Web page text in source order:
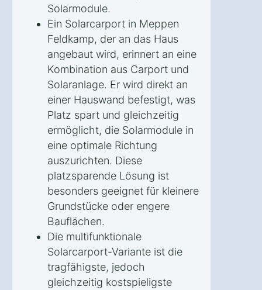
Solarmodule.
Ein Solarcarport in Meppen
Feldkamp, der an das Haus
angebaut wird, erinnert an eine
Kombination aus Carport und
Solaranlage. Er wird direkt an
einer Hauswand befestigt, was
Platz spart und gleichzeitig
ermöglicht, die Solarmodule in
eine optimale Richtung
auszurichten. Diese
platzsparende Lösung ist
besonders geeignet für kleinere
Grundstücke oder engere
Bauflächen.
Die multifunktionale
Solarcarport-Variante ist die
tragfähigste, jedoch
gleichzeitig kostspieligste